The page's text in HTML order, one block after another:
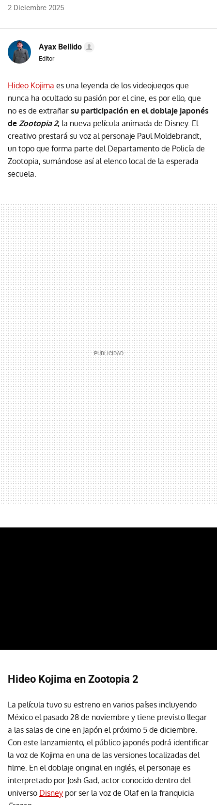
2 Diciembre 2025
Ayax Bellido
Editor
Hideo Kojima es una leyenda de los videojuegos que
nunca ha ocultado su pasión por el cine, es por ello, que
no es de extrañar su participación en el doblaje japonés
de Zootopia 2, la nueva película animada de Disney. El
creativo prestará su voz al personaje Paul Moldebrandt,
un topo que forma parte del Departamento de Policía de
Zootopia, sumándose así al elenco local de la esperada
secuela.
Hideo Kojima en Zootopia 2
La película tuvo su estreno en varios países incluyendo
México el pasado 28 de noviembre y tiene previsto llegar
a las salas de cine en Japón el próximo 5 de diciembre.
Con este lanzamiento, el público japonés podrá identificar
la voz de Kojima en una de las versiones localizadas del
filme. En el doblaje original en inglés, el personaje es
interpretado por Josh Gad, actor conocido dentro del
universo Disney por ser la voz de Olaf en la franquicia